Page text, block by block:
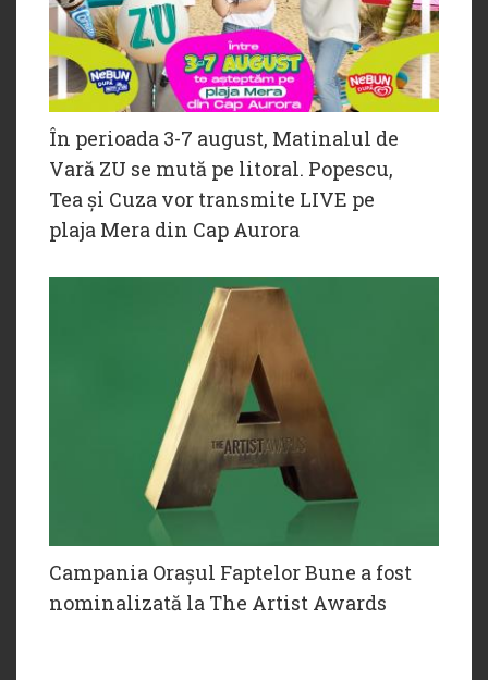
În perioada 3-7 august, Matinalul de
Vară ZU se mută pe litoral. Popescu,
Tea și Cuza vor transmite LIVE pe
plaja Mera din Cap Aurora
Campania Orașul Faptelor Bune a fost
nominalizată la The Artist Awards